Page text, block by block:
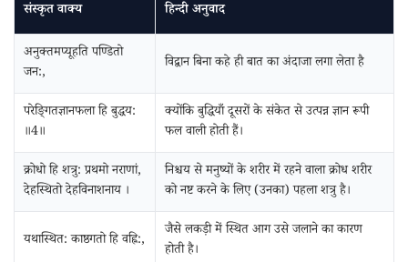
संस्कृत वाक्य हिन्दी अनुवाद
अनुक्तमप्यूहति पण्डितो
जन:,
विद्वान बिना कहे ही बात का अंदाजा लगा लेता है
परेङि्गतज्ञानफला हि बुद्धय:
॥4॥
क्योंकि बुद्धियाँ दूसरों के संकेत से उत्पन्न ज्ञान रूपी
फल वाली होती हैं।
क्रोधो हि शत्रु: प्रथमो नराणां,
देहस्थितो देहविनाशनाय ।
निश्चय से मनुष्यों के शरीर में रहने वाला क्रोध शरीर
को नष्ट करने के लिए (उनका) पहला शत्रु है।
यथास्थित: काष्ठगतो हि वह्नि:,
जैसे लकड़ी में स्थित आग उसे जलाने का कारण
होती है।